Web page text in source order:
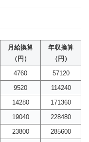
月給換算
（円）
年収換算
（円）
4760
57120
9520
114240
14280
171360
19040
228480
23800
285600